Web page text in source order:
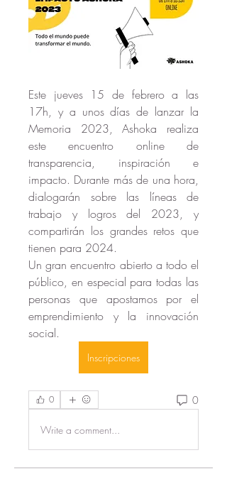
Este jueves 15 de febrero a las
17h, y a unos días de lanzar la
Memoria 2023, Ashoka realiza
este encuentro online de
transparencia, inspiración e
impacto. Durante más de una hora,
dialogarán sobre las líneas de
trabajo y logros del 2023, y
compartirán los grandes retos que
tienen para 2024.
Un gran encuentro abierto a todo el
público, en especial para todas las
personas que apostamos por el
emprendimiento y la innovación
social.
Inscripciones
0 0
Write a comment...